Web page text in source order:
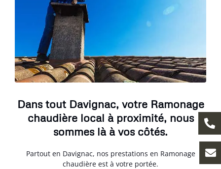
Dans tout Davignac, votre Ramonage
chaudière local à proximité, nous
sommes là à vos côtés.
Partout en Davignac, nos prestations en Ramonage
chaudière est à votre portée.